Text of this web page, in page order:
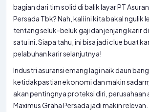
bagian dari tim solid di balik layar PT
Persada Tbk? Nah, kali ini kita bakal ngulik
tentang seluk-beluk gaji dan jenjang karir
satu ini. Siapa tahu, ini bisa jadi clue buat
pelabuhan karir selanjutnya!
Industri asuransi emang lagi naik daun
ketidakpastian ekonomi dan makin
akan pentingnya proteksi diri, perusahaan
Maximus Graha Persada jadi makin